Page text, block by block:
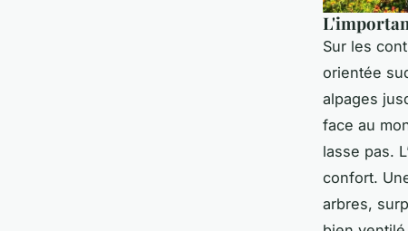
Sur les
orientée
alpages
face au
lasse pas.
confort.
arbres,